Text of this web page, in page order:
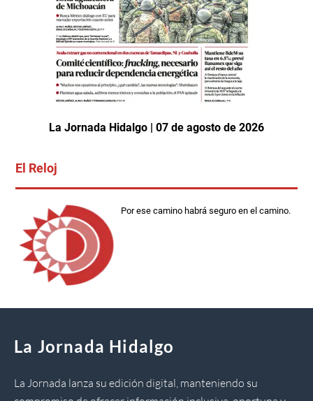
La Jornada Hidalgo | 07 de agosto de 2026
El Reloj
Por ese camino habrá seguro en el camino.
La Jornada Hidalgo
La Jornada lanza su edición digital, manteniendo su